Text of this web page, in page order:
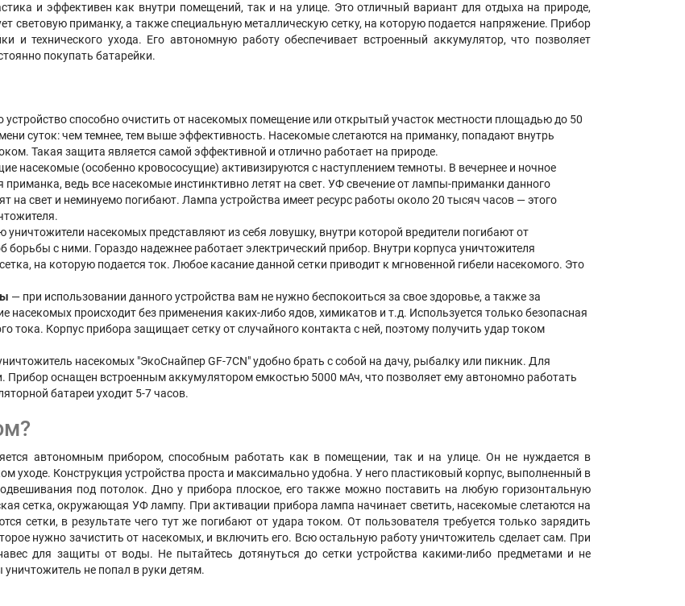
и эффективен как внутри помещений, так и на улице. Это отличный вариант для отдыха на природе,
световую приманку, а также специальную металлическую сетку, на которую подается напряжение. Прибор
и технического ухода. Его автономную работу обеспечивает встроенный аккумулятор, что позволяет
покупать батарейки.
устройство способно очистить от насекомых помещение или открытый участок местности площадью до 50
суток: чем темнее, тем выше эффективность. Насекомые слетаются на приманку, попадают внутрь
Такая защита является самой эффективной и отлично работает на природе.
насекомые (особенно кровососущие) активизируются с наступлением темноты. В вечернее и ночное
ведь все насекомые инстинктивно летят на свет. УФ свечение от лампы-приманки данного
на свет и неминуемо погибают. Лампа устройства имеет ресурс работы около 20 тысяч часов — этого
уничтожители насекомых представляют из себя ловушку, внутри которой вредители погибают от
с ними. Гораздо надежнее работает электрический прибор. Внутри корпуса уничтожителя
на которую подается ток. Любое касание данной сетки приводит к мгновенной гибели насекомого. Это
— при использовании данного устройства вам не нужно беспокоиться за свое здоровье, а также за
происходит без применения каких-либо ядов, химикатов и т.д. Используется только безопасная
тока. Корпус прибора защищает сетку от случайного контакта с ней, поэтому получить удар током
насекомых "ЭкоСнайпер GF-7CN" удобно брать с собой на дачу, рыбалку или пикник. Для
Прибор оснащен встроенным аккумулятором емкостью 5000 мАч, что позволяет ему автономно работать
батареи уходит 5-7 часов.
автономным прибором, способным работать как в помещении, так и на улице. Он не нуждается в
уходе. Конструкция устройства проста и максимально удобна. У него пластиковый корпус, выполненный в
под потолок. Дно у прибора плоское, его также можно поставить на любую горизонтальную
сетка, окружающая УФ лампу. При активации прибора лампа начинает светить, насекомые слетаются на
сетки, в результате чего тут же погибают от удара током. От пользователя требуется только зарядить
нужно зачистить от насекомых, и включить его. Всю остальную работу уничтожитель сделает сам. При
для защиты от воды. Не пытайтесь дотянуться до сетки устройства какими-либо предметами и не
не попал в руки детям.